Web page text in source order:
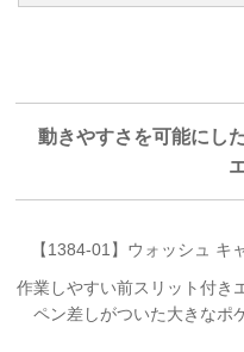
動きやすさを可能にし
【1384-01】ウォッシュ キ
作業しやすい前スリット付き
ペン差しがついた大きなポ